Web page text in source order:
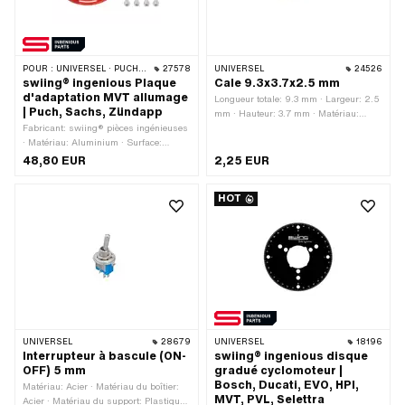
POUR : UNIVERSEL · PUCH · SACHS · ZÜNDAPP BELMONDO 27578
swiing® ingenious Plaque
d'adaptation MVT allumage
| Puch, Sachs, Zündapp
Fabricant: swiing® pièces ingénieuses
· Matériau: Aluminium · Surface:
anodisé · Couleur: rouge · Ø extérieur:
90 mm · Champ d'application: Tuning
48,80 EUR
UNIVERSEL 24526
Cale 9.3x3.7x2.5 mm
Longueur totale: 9.3 mm · Largeur: 2.5
mm · Hauteur: 3.7 mm · Matériau:
2,25 EUR
UNIVERSEL 28679
Interrupteur à bascule (ON-
OFF) 5 mm
Matériau: Acier · Matériau du boîtier:
Acier · Matériau du support: Plastique ·
HOT
UNIVERSEL 18196
swiing® ingenious disque
gradué cyclomoteur |
Bosch, Ducati, EVO, HPI,
MVT, PVL, Selettra